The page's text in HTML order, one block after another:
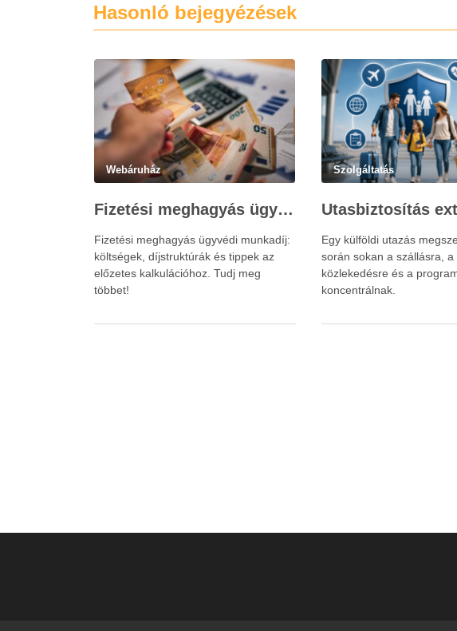
Hasonló bejegyézések
Webáruház
Fizetési meghagyás ügyvédi munkadíja: teljes költségvetési útmutató
Fizetési meghagyás ügyvédi munkadíj:
költségek, díjstruktúrák és tippek az
előzetes kalkulációhoz. Tudj meg
többet!
Szolgáltatás
Egy külföldi utazás
során sokan a szállásra, a
közlekedésre és a
koncentrálnak.